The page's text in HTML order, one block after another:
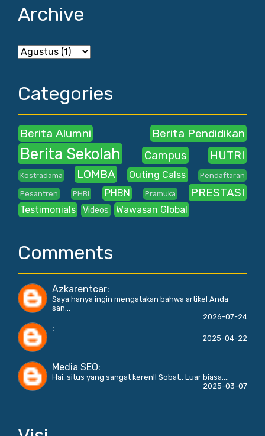
Archive
Categories
Berita Alumni Berita Pendidikan
Berita Sekolah Campus HUTRI
Kostradama LOMBA Outing Calss Pendaftaran
Pesantren PHBI PHBN Pramuka PRESTASI
Testimonials Videos Wawasan Global
Comments
Azkarentcar:
Saya hanya ingin mengatakan bahwa artikel Anda
san...
2026-07-24
:
2025-04-22
Media SEO:
Hai, situs yang sangat keren!! Sobat.. Luar biasa....
2025-03-07